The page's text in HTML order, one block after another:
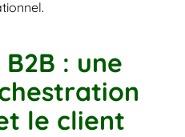
: une
le client